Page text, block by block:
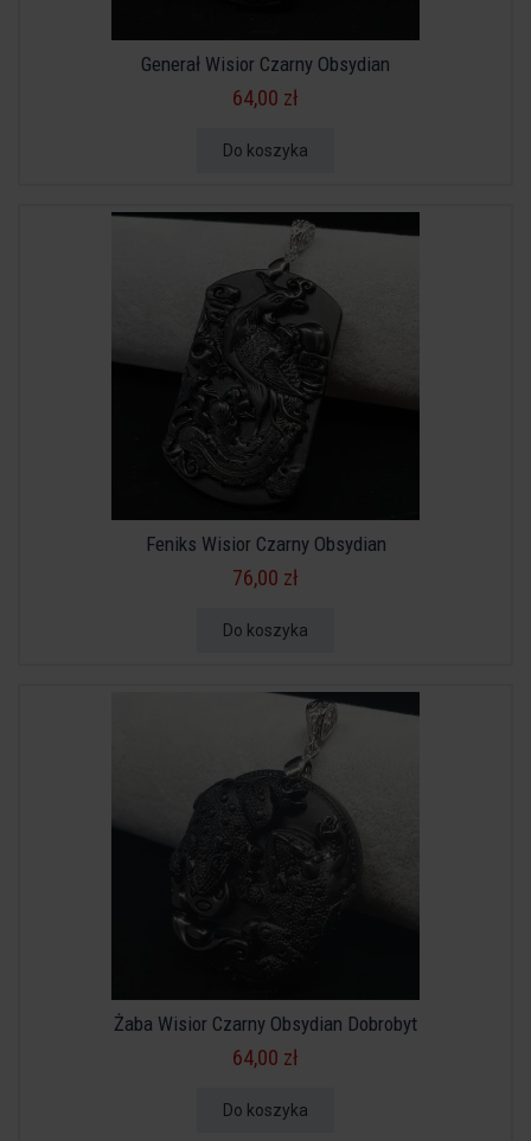
Generał Wisior Czarny Obsydian
64,00 zł
Do koszyka
Feniks Wisior Czarny Obsydian
76,00 zł
Do koszyka
Żaba Wisior Czarny Obsydian Dobrobyt
64,00 zł
Do koszyka